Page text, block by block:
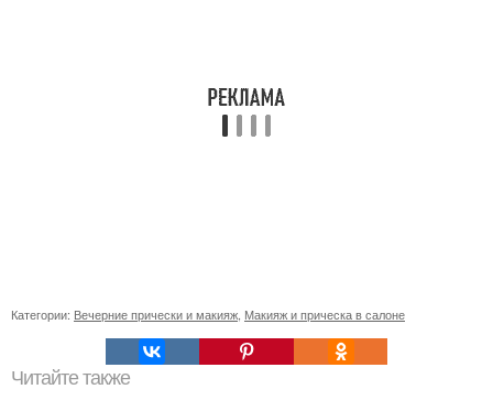
Категории: Вечерние прически и макияж Макияж и прическа в салоне
Читайте также